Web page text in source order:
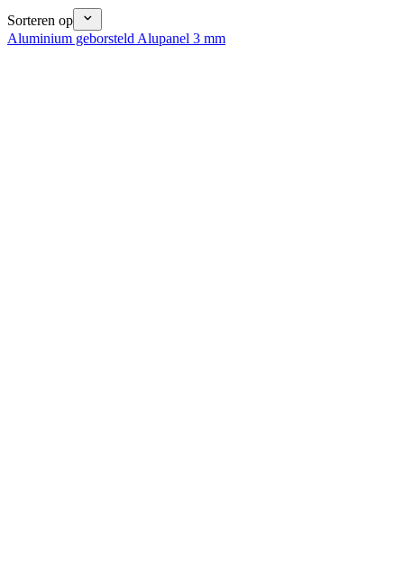
Sorteren op
Aluminium geborsteld Alupanel 3 mm